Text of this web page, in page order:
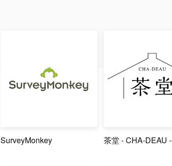
SurveyMonkey 茶堂 - CHA-DEAU -